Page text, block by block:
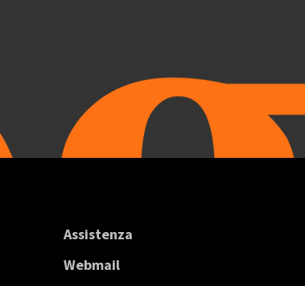
Assistenza
Webmail